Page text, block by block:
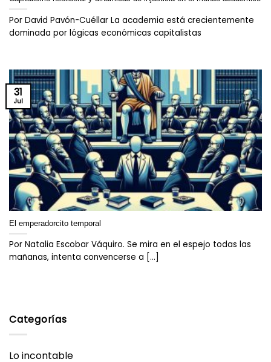
Categorías
Lo incontable
Por David Pavón-Cuéllar La academia está crecientemente
dominada por lógicas económicas capitalistas
El emperadorcito temporal
Por Natalia Escobar Váquiro. Se mira en el espejo todas las
mañanas, intenta convencerse a [...]
31
Jul